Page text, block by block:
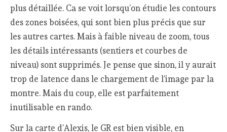
plus détaillée. Ca se voit lorsqu’on étudie les contours
des zones boisées, qui sont bien plus précis que sur
les autres cartes. Mais à faible niveau de zoom, tous
les détails intéressants (sentiers et courbes de
niveau) sont supprimés. Je pense que sinon, il y aurait
trop de latence dans le chargement de l’image par la
montre. Mais du coup, elle est parfaitement
inutilisable en rando.
Sur la carte d’Alexis, le GR est bien visible, en